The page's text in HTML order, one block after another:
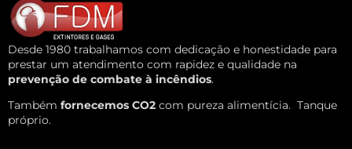
Desde 1980 trabalhamos com dedicação e honestidade para
prestar um atendimento com rapidez e qualidade na
prevenção de combate à incêndios.
Também fornecemos CO2 com pureza alimentícia. Tanque
próprio.